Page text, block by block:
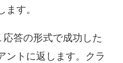
す。
応答の形式で成功した
ントに返します。クラ